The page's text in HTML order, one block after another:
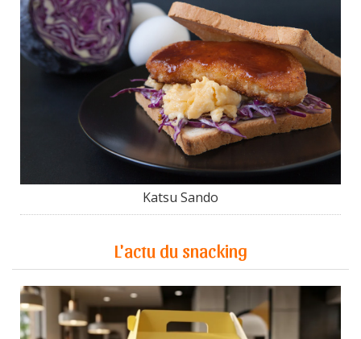
Katsu Sando
L'actu du snacking